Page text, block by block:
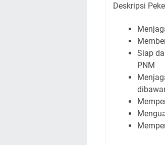
Deskripsi
Siap
PNM